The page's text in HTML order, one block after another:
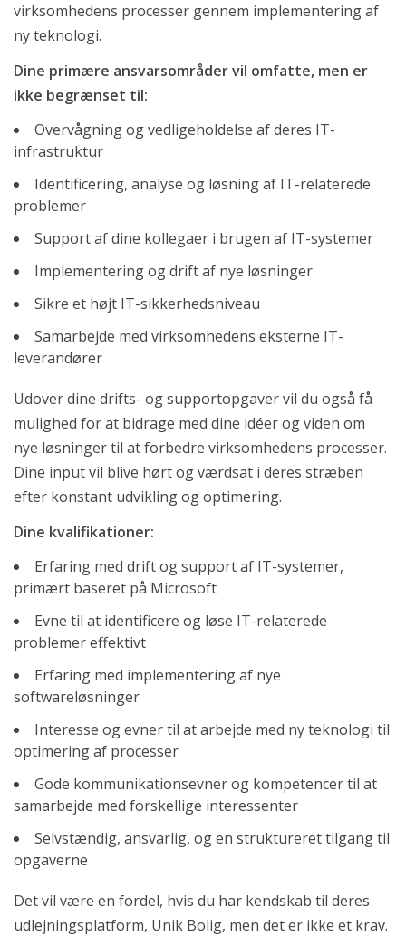
virksomhedens processer gennem implementering af
ny teknologi.
Dine primære ansvarsområder vil omfatte, men er
ikke begrænset til:
Overvågning og vedligeholdelse af deres IT-
infrastruktur
Identificering, analyse og løsning af IT-relaterede
problemer
Support af dine kollegaer i brugen af IT-systemer
Implementering og drift af nye løsninger
Sikre et højt IT-sikkerhedsniveau
Samarbejde med virksomhedens eksterne IT-
leverandører
Udover dine drifts- og supportopgaver vil du også få
mulighed for at bidrage med dine idéer og viden om
nye løsninger til at forbedre virksomhedens processer.
Dine input vil blive hørt og værdsat i deres stræben
efter konstant udvikling og optimering.
Dine kvalifikationer:
Erfaring med drift og support af IT-systemer,
primært baseret på Microsoft
Evne til at identificere og løse IT-relaterede
problemer effektivt
Erfaring med implementering af nye
softwareløsninger
Interesse og evner til at arbejde med ny teknologi til
optimering af processer
Gode kommunikationsevner og kompetencer til at
samarbejde med forskellige interessenter
Selvstændig, ansvarlig, og en struktureret tilgang til
opgaverne
Det vil være en fordel, hvis du har kendskab til deres
udlejningsplatform, Unik Bolig, men det er ikke et krav.